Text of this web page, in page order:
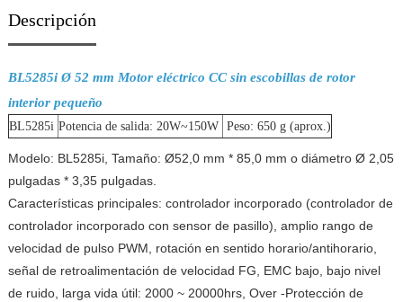
Descripción
BL5285i Ø 52 mm Motor eléctrico CC sin escobillas de rotor
interior pequeño
BL5285i Potencia de salida: 20W~150W Peso: 650 g (aprox.)
Modelo: BL5285i, Tamaño: Ø52,0 mm * 85,0 mm o diámetro Ø 2,05
pulgadas * 3,35 pulgadas.
Características principales: controlador incorporado (controlador de
controlador incorporado con sensor de pasillo), amplio rango de
velocidad de pulso PWM, rotación en sentido horario/antihorario,
señal de retroalimentación de velocidad FG, EMC bajo, bajo nivel
de ruido, larga vida útil: 2000 ~ 20000hrs, Over -Protección de